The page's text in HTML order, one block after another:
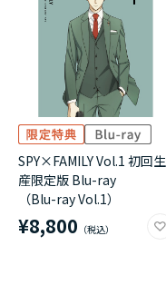
SPY×FAMILY Vol.1 初回生
産限定版 Blu-ray
（Blu-ray Vol.1）
¥8,800